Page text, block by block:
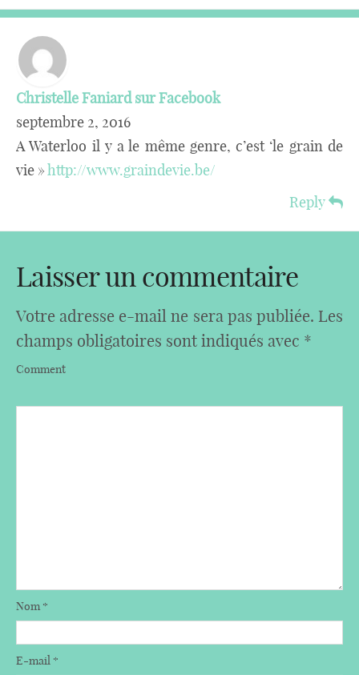
Christelle Faniard sur Facebook
septembre 2, 2016
A Waterloo il y a le même genre, c’est ‘le grain de
vie »http://www.graindevie.be/
Reply
Laisser un commentaire
Votre adresse e-mail ne sera pas publiée. Les
champs obligatoires sont indiqués avec *
Comment
Nom*
E-mail *